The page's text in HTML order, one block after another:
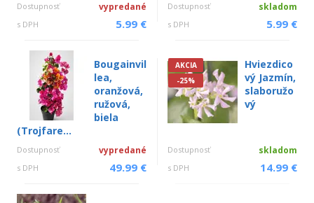
Dostupnosť vypredané
s DPH 5.99 €
Dostupnosť skladom
s DPH 5.99 €
Bougainvil
lea,
oranžová,
ružová,
biela
(Trojfare...
Dostupnosť vypredané
s DPH 49.99 €
AKCIA
-25%
Hviezdico
vý Jazmín,
slaboružo
vý
Dostupnosť skladom
s DPH 14.99 €